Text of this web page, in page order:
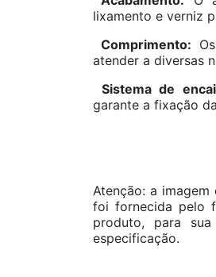
lixamento e verniz
Comprimento:
atender a diversas
Sistema de
garante a fixação
Atenção: a
foi fornecida pelo
produto, para
especificação.